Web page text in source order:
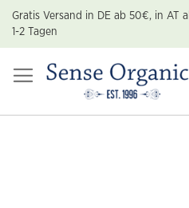
Zum
Inhalt
springen
Gratis Versand in DE ab 50€, in AT
1-2 Tagen